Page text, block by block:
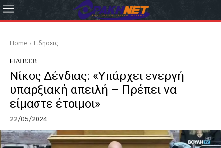
Home Eιδησεις
EΙΔΗΣΕΙΣ
Νίκος Δένδιας: «Υπάρχει ενεργή
υπαρξιακή απειλή – Πρέπει να
είμαστε έτοιμοι»
22/05/2024